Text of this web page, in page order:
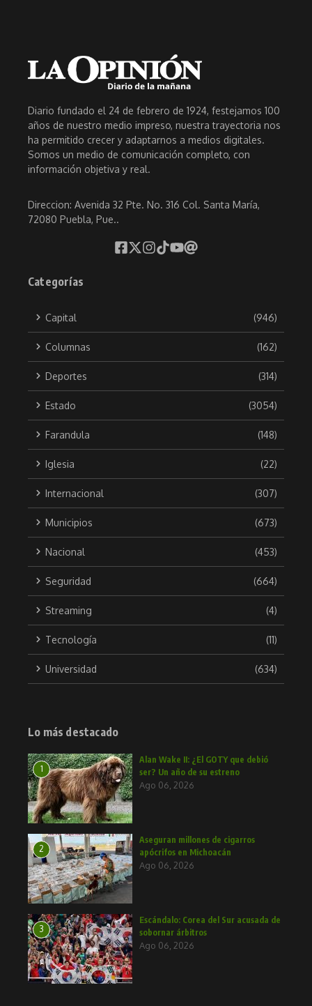
Diario fundado el 24 de febrero de 1924, festejamos 100
años de nuestro medio impreso, nuestra trayectoria nos
ha permitido crecer y adaptarnos a medios digitales.
Somos un medio de comunicación completo, con
información objetiva y real.
Direccion: Avenida 32 Pte. No. 316 Col. Santa María,
72080 Puebla, Pue..
Categorías
Capital (946)
Columnas (162)
Deportes (314)
Estado (3054)
Farandula (148)
Iglesia (22)
Internacional (307)
Municipios (673)
Nacional (453)
Seguridad (664)
Streaming (4)
Tecnología (11)
Universidad (634)
Lo más destacado
1
Alan Wake II: ¿El GOTY que debió
ser? Un año de su estreno
Ago 06, 2026
2
Aseguran millones de cigarros
apócrifos en Michoacán
Ago 06, 2026
3
Escándalo: Corea del Sur acusada de
sobornar árbitros
Ago 06, 2026